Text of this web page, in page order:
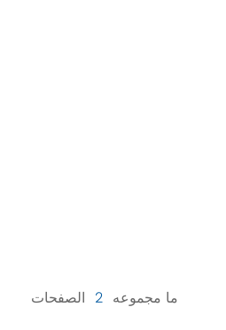
ما مجموعه 2 الصفحات